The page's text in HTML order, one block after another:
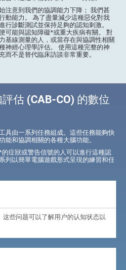
注意到我們的協調能力下降； 我們甚
動能力。 為了盡量減少這種惡化對我
行診斷測試並保持足夠的認知刺激。
可能與認知障礙*或重大疾病有關。 對
基線測量的人，或當存在與協調性相關
神經心理學評估。 使用這種完整的神
而不是替代臨床訪談非常重要。
估 (CAB-CO) 的數位
具由一系列任務組成。這些任務能夠快
能和協調相關的各種大腦功能。
症狀或警告信號的人可以進行這種認
列以簡單電腦遊戲形式呈現的練習和任
这些问题可以了解用户的认知状态以